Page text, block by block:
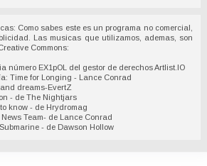
Como sabes este es un programa no comercial,
Las musicas que utilizamos, ademas, son
Commons:
número EX1pOL del gestor de derechos Artlist.IO
Time for Longing - Lance Conrad
dreams-EvertZ
- de The Nightjars
know - de Hrydromag
Team- de Lance Conrad
- de Dawson Hollow